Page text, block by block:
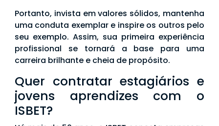
Portanto, invista em valores sólidos, mantenha
uma conduta exemplar e inspire os outros pelo
seu exemplo. Assim, sua primeira experiência
profissional se tornará a base para uma
carreira brilhante e cheia de propósito.
Quer contratar estagiários e
jovens aprendizes com o
ISBET?